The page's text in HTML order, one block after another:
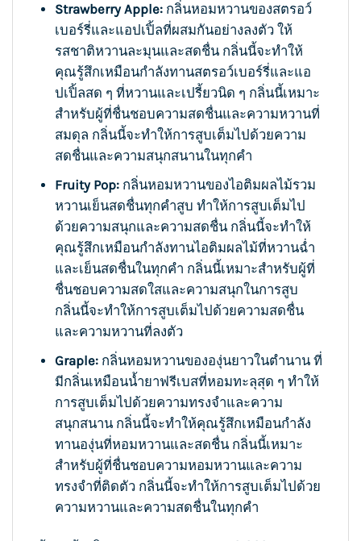
Strawberry Apple:กลิ่นหอมหวานของสตรอว์
เบอร์รี่และแอปเปิ้ลที่ผสมกันอย่างลงตัว ให้
รสชาติหวานละมุนและสดชื่น กลิ่นนี้จะทำให้
คุณรู้สึกเหมือนกำลังทานสตรอว์เบอร์รี่และแอ
ปเปิ้ลสด ๆ ที่หวานและเปรี้ยวนิด ๆ กลิ่นนี้เหมาะ
สำหรับผู้ที่ชื่นชอบความสดชื่นและความหวานที่
สมดุล กลิ่นนี้จะทำให้การสูบเต็มไปด้วยความ
สดชื่นและความสนุกสนานในทุกคำ
Fruity Pop:กลิ่นหอมหวานของไอติมผลไม้รวม
หวานเย็นสดชื่นทุกคำสูบ ทำให้การสูบเต็มไป
ด้วยความสนุกและความสดชื่น กลิ่นนี้จะทำให้
คุณรู้สึกเหมือนกำลังทานไอติมผลไม้ที่หวานฉ่ำ
และเย็นสดชื่นในทุกคำ กลิ่นนี้เหมาะสำหรับผู้ที่
ชื่นชอบความสดใสและความสนุกในการสูบ
กลิ่นนี้จะทำให้การสูบเต็มไปด้วยความสดชื่น
และความหวานที่ลงตัว
Graple:กลิ่นหอมหวานขององุ่นยาวในตำนาน ที่
มีกลิ่นเหมือนน้ำยาฟรีเบสที่หอมทะลุสุด ๆ ทำให้
การสูบเต็มไปด้วยความทรงจำและความ
สนุกสนาน กลิ่นนี้จะทำให้คุณรู้สึกเหมือนกำลัง
ทานองุ่นที่หอมหวานและสดชื่น กลิ่นนี้เหมาะ
สำหรับผู้ที่ชื่นชอบความหอมหวานและความ
ทรงจำที่ติดตัว กลิ่นนี้จะทำให้การสูบเต็มไปด้วย
ความหวานและความสดชื่นในทุกคำ